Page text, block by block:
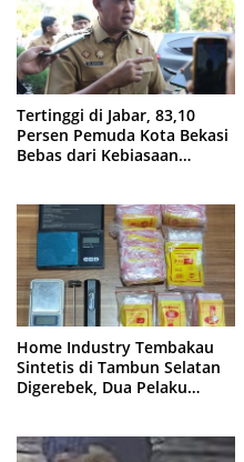
Tertinggi di Jabar, 83,10
Persen Pemuda Kota Bekasi
Bebas dari Kebiasaan
Home Industry Tembakau
Sintetis di Tambun Selatan
Digerebek, Dua Pelaku